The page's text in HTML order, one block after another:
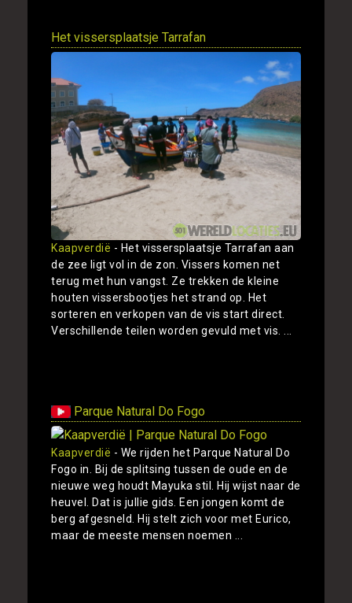
Het vissersplaatsje Tarrafan
Kaapverdië - Het vissersplaatsje Tarrafan aan
de zee ligt vol in de zon. Vissers komen net
terug met hun vangst. Ze trekken de kleine
houten vissersbootjes het strand op. Het
sorteren en verkopen van de vis start direct.
Verschillende teilen worden gevuld met vis. ...
Parque Natural Do Fogo
Kaapverdië - We rijden het Parque Natural Do
Fogo in. Bij de splitsing tussen de oude en de
nieuwe weg houdt Mayuka stil. Hij wijst naar de
heuvel. Dat is jullie gids. Een jongen komt de
berg afgesneld. Hij stelt zich voor met Eurico,
maar de meeste mensen noemen ...